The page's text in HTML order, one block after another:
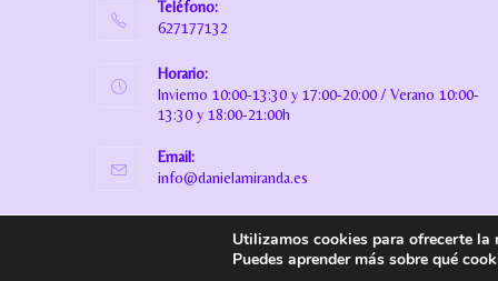
Teléfono:
627177132
Horario:
Invierno 10:00-13:30 y 17:00-20:00 / Verano 10:00-
13:30 y 18:00-21:00h
Email:
info@danielamiranda.es
Daniela Miranda Boutique Infantil. Todos los
Utilizamos cookies para ofrecerte la
Puedes aprender más sobre qué